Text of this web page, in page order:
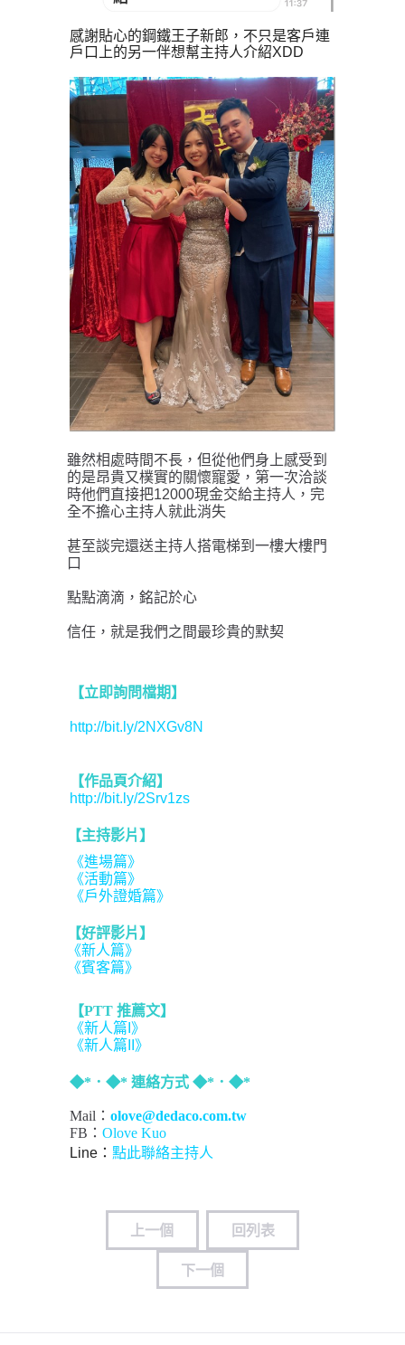
感謝貼心的鋼鐵王子新郎，不只是客戶連
戶口上的另一伴想幫主持人介紹XDD
雖然相處時間不長，但從他們身上感受到
的是昂貴又樸實的關懷寵愛，第一次洽談
時他們直接把12000現金交給主持人，完
全不擔心主持人就此消失
甚至談完還送主持人搭電梯到一樓大樓門
口
點點滴滴，銘記於心
信任，就是我們之間最珍貴的默契
【立即詢問檔期】
http://bit.ly/2NXGv8N
【作品頁介紹】
http://bit.ly/2Srv1zs
【主持影片】
《進場篇》
《活動篇》
《戶外證婚篇》
【好評影片】
《新人篇》
《賓客篇》
【PTT 推薦文】
《新人篇I》
《新人篇II》
◆*．◆* 連絡方式 ◆*．◆*
Mail： olove@dedaco.com.tw
FB： Olove Kuo
Line： 點此聯絡主持人
上一個
回列表
下一個